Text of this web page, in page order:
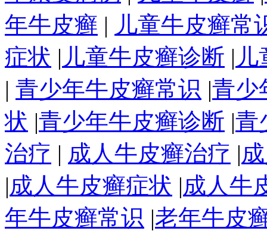
年牛皮癣 | 儿童牛皮癣常
症状 | 儿童牛皮癣诊断 |
| 青少年牛皮癣常识 |青少
状 |青少年牛皮癣诊断 |青
治疗 | 成人牛皮癣治疗 |
|成人牛皮癣症状 |成人牛
年牛皮癣常识 |老年牛皮